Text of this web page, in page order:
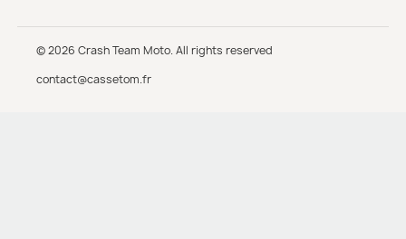
© 2026 Crash Team Moto. All rights reserved
contact@cassetom.fr